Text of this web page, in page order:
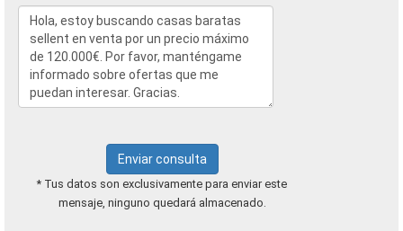
Enviar consulta
* Tus datos son exclusivamente para enviar este
mensaje, ninguno quedará almacenado.